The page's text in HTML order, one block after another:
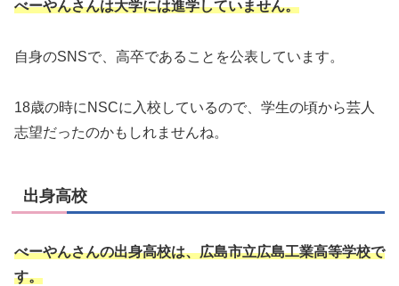
べーやんさんは大学には進学していません。
自身のSNSで、高卒であることを公表しています。
18歳の時にNSCに入校しているので、学生の頃から芸人
志望だったのかもしれませんね。
出身高校
べーやんさんの出身高校は、広島市立広島工業高等学校で
す。